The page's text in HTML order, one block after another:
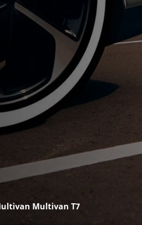
Multivan T7